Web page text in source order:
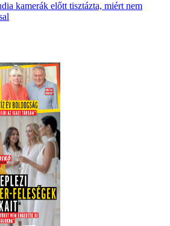
kamerák előtt tisztázta, miért nem